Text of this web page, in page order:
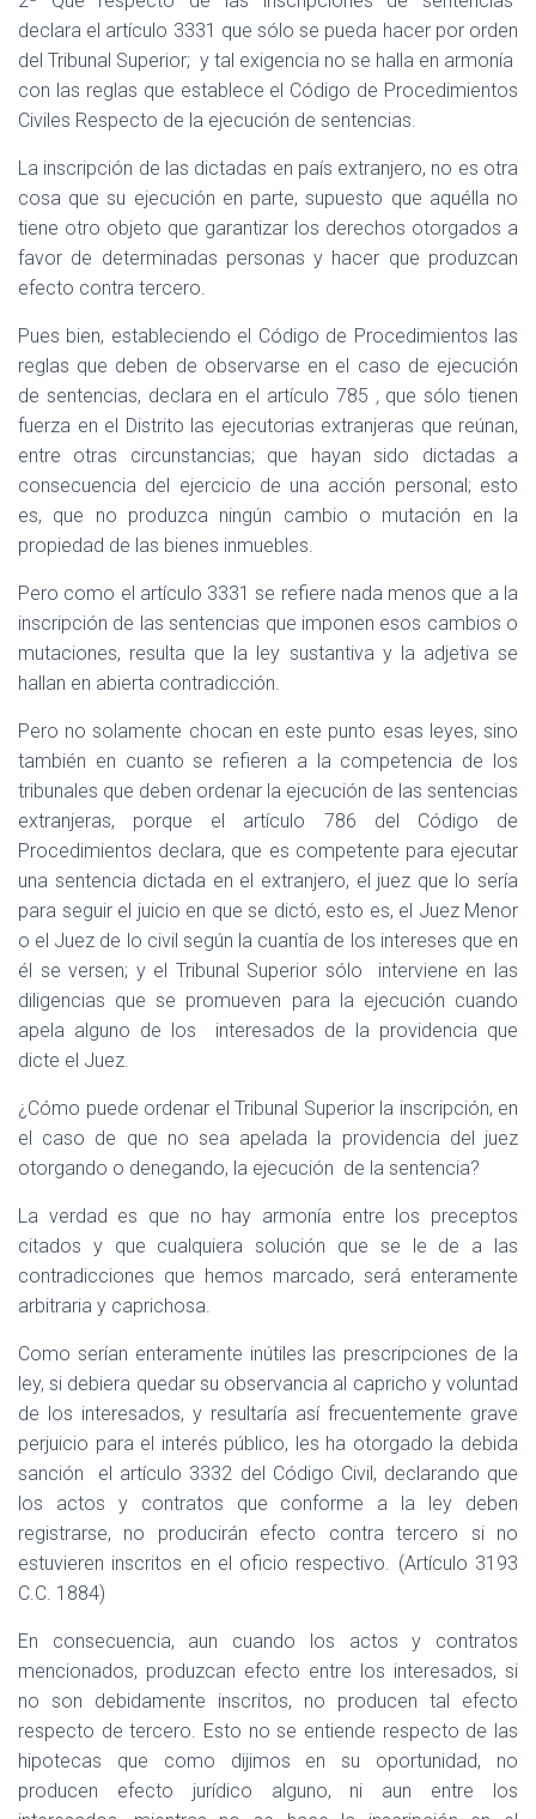
declara el artículo 3331 que sólo se pueda hacer por orden
del Tribunal Superior; y tal exigencia no se halla en armonía
con las reglas que establece el Código de Procedimientos
Civiles Respecto de la ejecución de sentencias.
La inscripción de las dictadas en país extranjero, no es otra
cosa que su ejecución en parte, supuesto que aquélla no
tiene otro objeto que garantizar los derechos otorgados a
favor de determinadas personas y hacer que produzcan
efecto contra tercero.
Pues bien, estableciendo el Código de Procedimientos las
reglas que deben de observarse en el caso de ejecución
de sentencias, declara en el artículo 785 , que sólo tienen
fuerza en el Distrito las ejecutorias extranjeras que reúnan,
entre otras circunstancias; que hayan sido dictadas a
consecuencia del ejercicio de una acción personal; esto
es, que no produzca ningún cambio o mutación en la
propiedad de las bienes inmuebles.
Pero como el artículo 3331 se refiere nada menos que a la
inscripción de las sentencias que imponen esos cambios o
mutaciones, resulta que la ley sustantiva y la adjetiva se
hallan en abierta contradicción.
Pero no solamente chocan en este punto esas leyes, sino
también en cuanto se refieren a la competencia de los
tribunales que deben ordenar la ejecución de las sentencias
extranjeras, porque el artículo 786 del Código de
Procedimientos declara, que es competente para ejecutar
una sentencia dictada en el extranjero, el juez que lo sería
para seguir el juicio en que se dictó, esto es, el Juez Menor
o el Juez de lo civil según la cuantía de los intereses que en
él se versen; y el Tribunal Superior sólo
interviene en las
diligencias que se promueven para la ejecución cuando
apela alguno de los
interesados de la providencia que
dicte el Juez.
¿Cómo puede ordenar el Tribunal Superior la inscripción, en
el caso de que no sea apelada la providencia del juez
otorgando o denegando, la ejecución de la sentencia?
La verdad es que no hay armonía entre los preceptos
citados y que cualquiera solución que se le de a las
contradicciones que hemos marcado, será enteramente
arbitraria y caprichosa.
Como serían enteramente inútiles las prescripciones de la
ley, si debiera quedar su observancia al capricho y voluntad
de los interesados, y resultaría así frecuentemente grave
perjuicio para el interés público, les ha otorgado la debida
sanción
el artículo 3332 del Código Civil, declarando que
los actos y contratos que conforme a la ley deben
registrarse, no producirán efecto contra tercero si no
estuvieren inscritos en el oficio respectivo. (Artículo 3193
C.C. 1884)
En consecuencia, aun cuando los actos y contratos
mencionados, produzcan efecto entre los interesados, si
no son debidamente inscritos, no producen tal efecto
respecto de tercero. Esto no se entiende respecto de las
hipotecas que como dijimos en su oportunidad, no
producen efecto jurídico alguno, ni aun entre los